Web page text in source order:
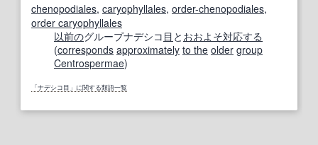
chenopodiales, caryophyllales, order-chenopodiales,
order caryophyllales
以前のグループナデシコ 目 と おおよそ対応する
(corresponds approximately to the older group
Centrospermae)
「ナデシコ目」に関する類語一覧